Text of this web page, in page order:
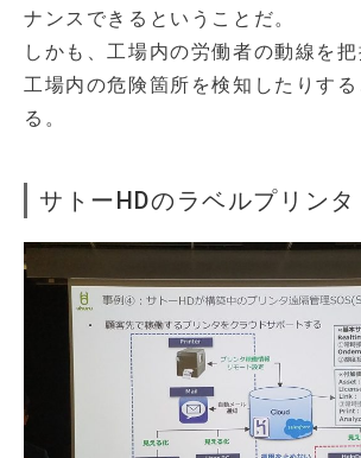
ナンスできるということだ。
しかも、工場内の労働者の動線を把
工場内の危険箇所を検知したりす
る。
サトーHDのラベルプリンタ